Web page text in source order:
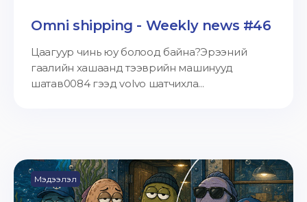
Omni shipping - Weekly news #46
Цаагуур чинь юу болоод байна?Эрээний
гаалийн хашаанд тээврийн машинууд
шатав0084 гээд volvo шатчихла...
Мэдээлэл